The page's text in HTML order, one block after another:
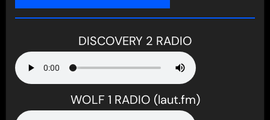
DISCOVERY 2 RADIO
WOLF 1 RADIO (laut.fm)